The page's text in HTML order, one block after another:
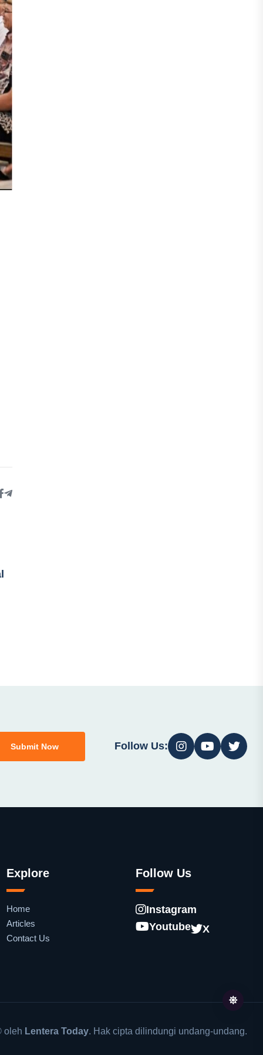
Submit Now Follow Us:
Explore
Home
Articles
Contact Us
Follow Us
Instagram
Youtube
X
oleh Lentera Today. Hak cipta dilindungi undang-undang.